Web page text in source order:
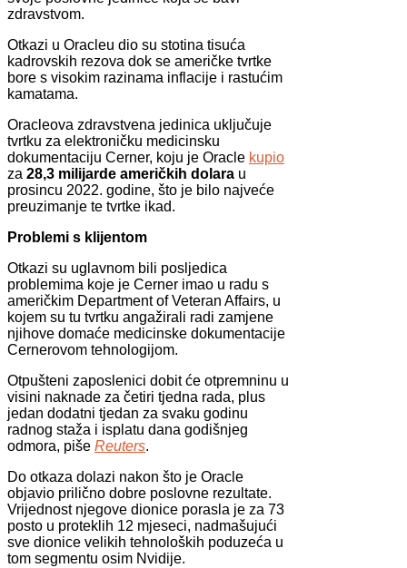
zdravstvom.
Otkazi u Oracleu dio su stotina tisuća
kadrovskih rezova dok se američke tvrtke
bore s visokim razinama inflacije i rastućim
kamatama.
Oracleova zdravstvena jedinica uključuje
tvrtku za elektroničku medicinsku
dokumentaciju Cerner, koju je Oracle kupio
za 28,3 milijarde američkih dolara u
prosincu 2022. godine, što je bilo najveće
preuzimanje te tvrtke ikad.
Problemi s klijentom
Otkazi su uglavnom bili posljedica
problemima koje je Cerner imao u radu s
američkim Department of Veteran Affairs, u
kojem su tu tvrtku angažirali radi zamjene
njihove domaće medicinske dokumentacije
Cernerovom tehnologijom.
Otpušteni zaposlenici dobit će otpremninu u
visini naknade za četiri tjedna rada, plus
jedan dodatni tjedan za svaku godinu
radnog staža i isplatu dana godišnjeg
odmora, piše Reuters.
Do otkaza dolazi nakon što je Oracle
objavio prilično dobre poslovne rezultate.
Vrijednost njegove dionice porasla je za 73
posto u proteklih 12 mjeseci, nadmašujući
sve dionice velikih tehnoloških poduzeća u
tom segmentu osim Nvidije.